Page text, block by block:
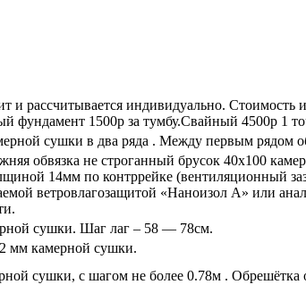
рассчитывается индивидуально. Стоимость
фундамент 1500р за тумбу.Свайный 4500р 1
сушки в два ряда . Между первым рядом
обвязка не строганный брусок 40х100
14мм по контррейке (вентиляционный
ветровлагозащитой «Наноизол А» или
сушки. Шаг лаг – 58 — 78см.
мм камерной сушки.
сушки, с шагом не более 0.78м .